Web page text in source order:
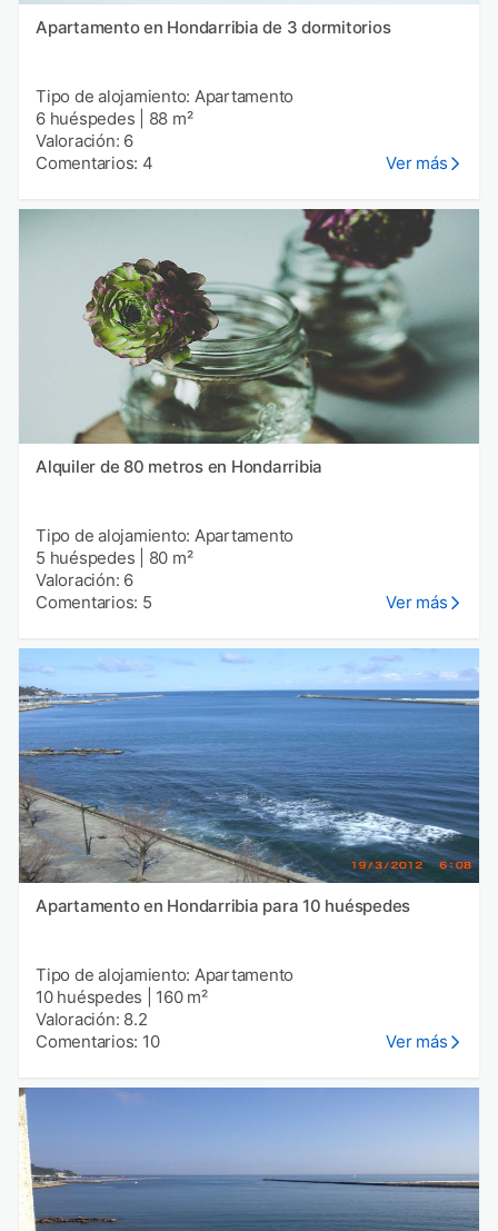
Apartamento en Hondarribia de 3 dormitorios
Tipo de alojamiento: Apartamento
6 huéspedes
88 m²
Valoración: 6
Comentarios: 4
Ver más
Alquiler de 80 metros en Hondarribia
Tipo de alojamiento: Apartamento
5 huéspedes
80 m²
Valoración: 6
Comentarios: 5
Ver más
Apartamento en Hondarribia para 10 huéspedes
Tipo de alojamiento: Apartamento
10 huéspedes
160 m²
Valoración: 8.2
Comentarios: 10
Ver más